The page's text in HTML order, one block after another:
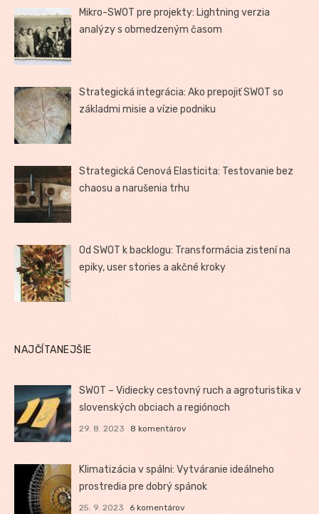
Mikro-SWOT pre projekty: Lightning verzia
analýzy s obmedzeným časom
Strategická integrácia: Ako prepojiť SWOT so
základmi misie a vízie podniku
Strategická Cenová Elasticita: Testovanie bez
chaosu a narušenia trhu
Od SWOT k backlogu: Transformácia zistení na
epiky, user stories a akčné kroky
NAJČÍTANEJŠIE
SWOT – Vidiecky cestovný ruch a agroturistika v
slovenských obciach a regiónoch
29. 8. 2023 8 komentárov
Klimatizácia v spálni: Vytváranie ideálneho
prostredia pre dobrý spánok
25. 9. 2023 6 komentárov